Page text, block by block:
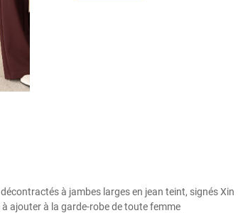
à jambes larges en jean teint, signés Xin
ajouter à la garde-robe de toute femme